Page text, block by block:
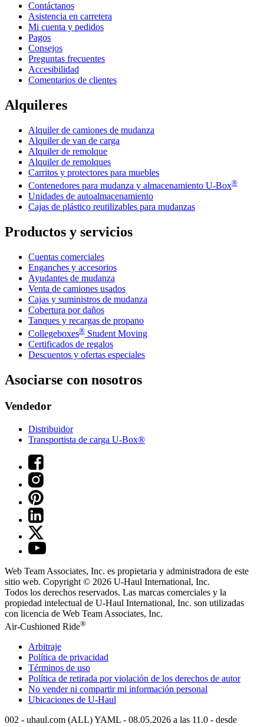
Contáctanos
Asistencia en carretera
Mi cuenta y pedidos
Pagos
Consejos
Preguntas frecuentes
Accesibilidad
Comentarios de clientes
Alquileres
Alquiler de camiones de mudanza
Alquiler de van de carga
Alquiler de remolque
Alquiler de remolques
Carritos y protectores para muebles
Contenedores para mudanza y almacenamiento U-Box®
Unidades de autoalmacenamiento
Cajas de plástico reutilizables para mudanzas
Productos y servicios
Cuentas comerciales
Enganches y accesorios
Ayudantes de mudanza
Venta de camiones usados
Cajas y suministros de mudanza
Cobertura por daños
Tanques y recargas de propano
Collegeboxes® Student Moving
Certificados de regalos
Descuentos y ofertas especiales
Asociarse con nosotros
Vendedor
Distribuidor
Transportista de carga U-Box®
Web Team Associates, Inc. es propietaria y administradora de este
sitio web. Copyright © 2026 U-Haul International, Inc.
Todos los derechos reservados. Las marcas comerciales y la
propiedad intelectual de U-Haul International, Inc. son utilizadas
con licencia de Web Team Associates, Inc.
Air-Cushioned Ride®
Arbitraje
Política de privacidad
Términos de uso
Política de retirada por violación de los derechos de autor
No vender ni compartir mi información personal
Ubicaciones de U-Haul
002 - uhaul.com (ALL) YAML - 08.05.2026 a las 11.0 - desde